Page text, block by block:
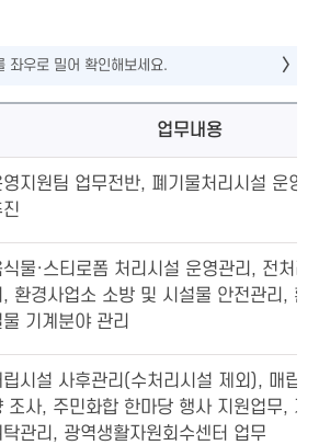
업무내용
영지원팀 업무전반, 폐기물처리시설 운영
진
식물·스티로폼 처리시설 운영관리, 전처리
, 환경사업소 소방 및 시설물 안전관리, 환
물 기계분야 관리
립시설 사후관리(수처리시설 제외), 매립
조사, 주민화합 한마당 행사 지원업무, 계
탁관리, 광역생활자원회수센터 업무